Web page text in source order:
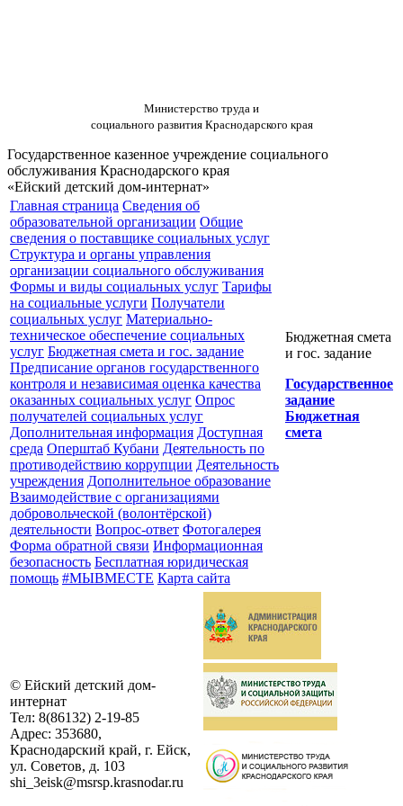
Министерство труда и
социального развития Краснодарского края
Государственное казенное учреждение социального
обслуживания Краснодарского края
«Ейский детский дом-интернат»
Главная страница Сведения об
образовательной организации Общие
сведения о поставщике социальных услуг
Структура и органы управления
организации социального обслуживания
Формы и виды социальных услуг Тарифы
на социальные услуги Получатели
социальных услуг Материально-
техническое обеспечение социальных
услуг Бюджетная смета и гос. задание
Предписание органов государственного
контроля и независимая оценка качества
оказанных социальных услуг Опрос
получателей социальных услуг
Дополнительная информация Доступная
среда Оперштаб Кубани Деятельность по
противодействию коррупции Деятельность
учреждения Дополнительное образование
Взаимодействие с организациями
добровольческой (волонтёрской)
деятельности Вопрос-ответ Фотогалерея
Форма обратной связи Информационная
безопасность Бесплатная юридическая
помощь #МЫВМЕСТЕ Карта сайта
Бюджетная смета
и гос. задание
Государственное
задание
Бюджетная
смета
© Ейский детский дом-
интернат
Тел: 8(86132) 2-19-85
Адрес: 353680,
Краснодарский край, г. Ейск,
ул. Советов, д. 103
shi_3eisk@msrsp.krasnodar.ru